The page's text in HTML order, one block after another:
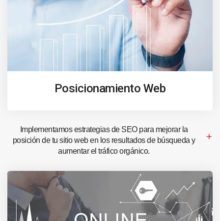
Posicionamiento Web
Implementamos estrategias de SEO para mejorar la
posición de tu sitio web en los resultados de búsqueda y
aumentar el tráfico orgánico.